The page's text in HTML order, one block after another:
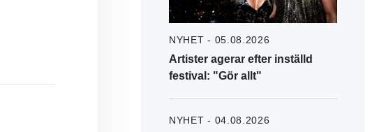
NYHET - 05.08.2026
Artister agerar efter inställd
festival: "Gör allt"
NYHET - 04.08.2026